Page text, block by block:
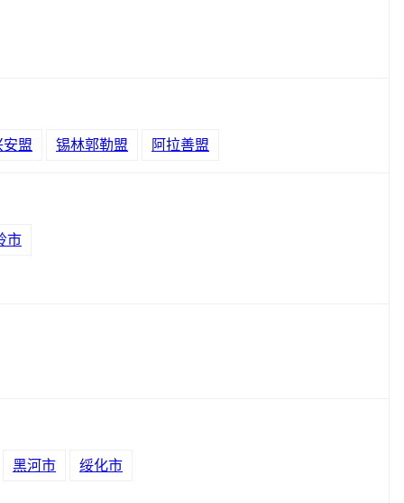
安盟 锡林郭勒盟 阿拉善盟
市
黑河市 绥化市